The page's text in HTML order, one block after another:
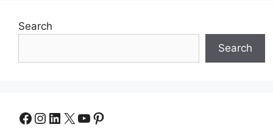
Search
Search
Facebook
Instagram
LinkedIn
X YouTube
Pinterest